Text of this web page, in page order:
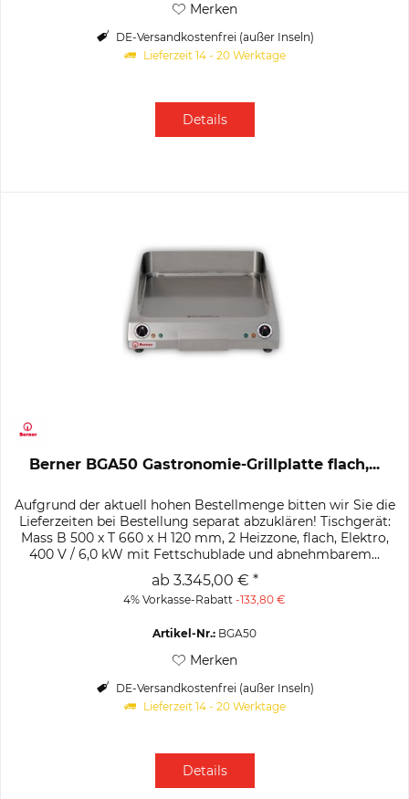
Merken
DE-Versandkostenfrei (außer Inseln)
Lieferzeit 14 - 20 Werktage
Details
Berner BGA50 Gastronomie-Grillplatte flach,...
Aufgrund der aktuell hohen Bestellmenge bitten wir Sie die
Lieferzeiten bei Bestellung separat abzuklären! Tischgerät:
Mass B 500 x T 660 x H 120 mm, 2 Heizzone, flach, Elektro,
400 V / 6,0 kW mit Fettschublade und abnehmbarem...
ab 3.345,00 € *
4% Vorkasse-Rabatt-133,80 €
Artikel-Nr.: BGA50
Merken
DE-Versandkostenfrei (außer Inseln)
Lieferzeit 14 - 20 Werktage
Details